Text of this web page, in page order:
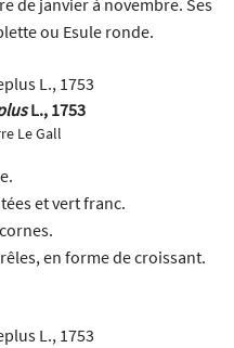
de janvier à novembre. Ses
ou Esule ronde.
L., 1753
Le Gall
et vert franc.
en forme de croissant.